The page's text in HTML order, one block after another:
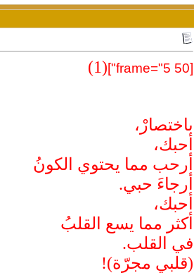
[frame="5 50"]
(1)
باختصارْ،
أحبك،
أرحب مما يحتوي الكونُ
أرجاءَ حبي.
أحبك،
أكثر مما يسع القلبُ
في القلب.
(قلبي مجرّة)!